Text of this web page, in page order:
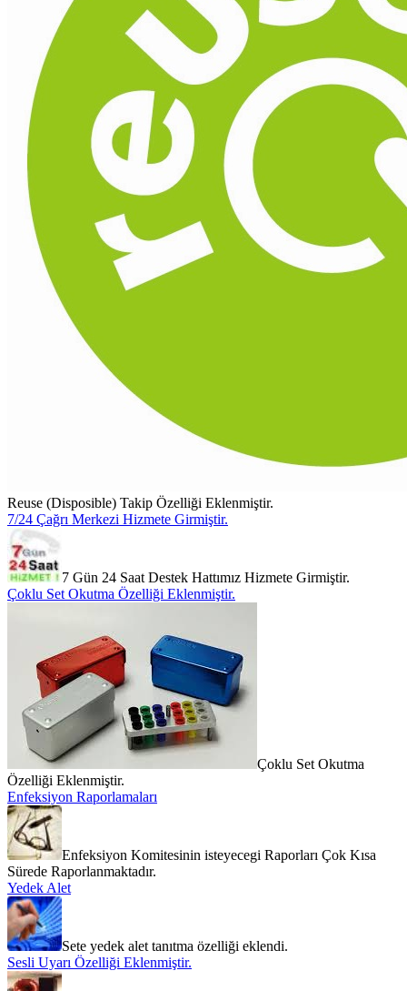
Reuse (Disposible) Takip Özelliği Eklenmiştir.
7/24 Çağrı Merkezi Hizmete Girmiştir.
7 Gün 24 Saat Destek Hattımız Hizmete Girmiştir.
Çoklu Set Okutma Özelliği Eklenmiştir.
Çoklu Set Okutma
Özelliği Eklenmiştir.
Enfeksiyon Raporlamaları
Enfeksiyon Komitesinin isteyecegi Raporları Çok Kısa
Sürede Raporlanmaktadır.
Yedek Alet
Sete yedek alet tanıtma özelliği eklendi.
Sesli Uyarı Özelliği Eklenmiştir.